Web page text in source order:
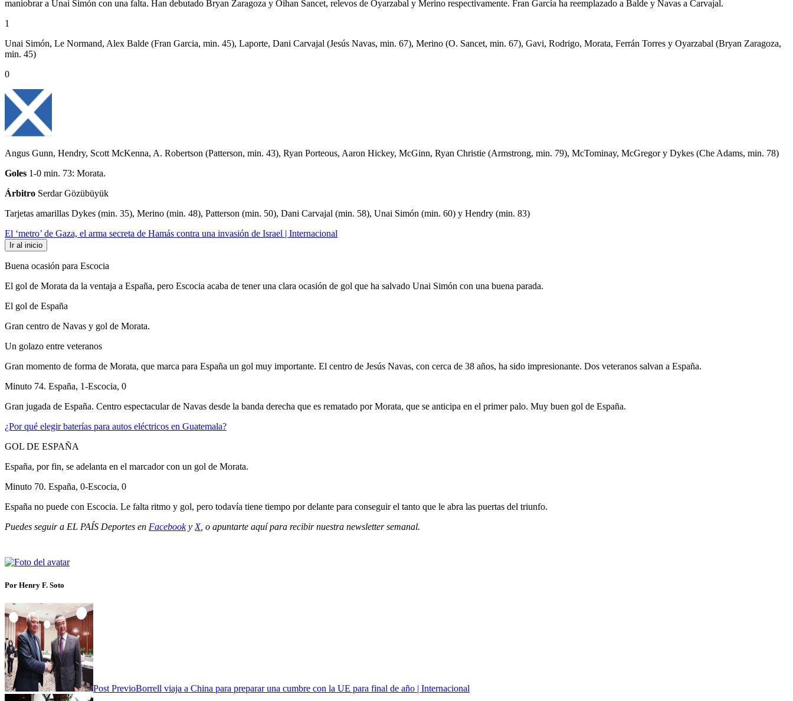
maniobrar a Unai Simón con una falta. Han debutado Bryan Zaragoza y Oihan Sancet, relevos de Oyarzabal y Merino respectivamente. Fran García ha reemplazado a Balde y Navas a Carvajal.
1
Unai Simón, Le Normand, Alex Balde (Fran Garcia, min. 45), Laporte, Dani Carvajal (Jesús Navas, min. 67), Merino (O. Sancet, min. 67), Gavi, Rodrigo, Morata, Ferrán Torres y Oyarzabal (Bryan Zaragoza,
min. 45)
0
Angus Gunn, Hendry, Scott McKenna, A. Robertson (Patterson, min. 43), Ryan Porteous, Aaron Hickey, McGinn, Ryan Christie (Armstrong, min. 79), McTominay, McGregor y Dykes (Che Adams, min. 78)
Goles 1-0 min. 73: Morata.
Árbitro Serdar Gözübüyük
Tarjetas amarillas Dykes (min. 35), Merino (min. 48), Patterson (min. 50), Dani Carvajal (min. 58), Unai Simón (min. 60) y Hendry (min. 83)
El ‘metro’ de Gaza, el arma secreta de Hamás contra una invasión de Israel | Internacional
Ir al inicio
Buena ocasión para Escocia
El gol de Morata da la ventaja a España, pero Escocia acaba de tener una clara ocasión de gol que ha salvado Unai Simón con una buena parada.
El gol de España
Gran centro de Navas y gol de Morata.
Un golazo entre veteranos
Gran momento de forma de Morata, que marca para España un gol muy importante. El centro de Jesús Navas, con cerca de 38 años, ha sido impresionante. Dos veteranos salvan a España.
Minuto 74. España, 1-Escocia, 0
Gran jugada de España. Centro espectacular de Navas desde la banda derecha que es rematado por Morata, que se anticipa en el primer palo. Muy buen gol de España.
¿Por qué elegir baterías para autos eléctricos en Guatemala?
GOL DE ESPAÑA
España, por fin, se adelanta en el marcador con un gol de Morata.
Minuto 70. España, 0-Escocia, 0
España no puede con Escocia. Le falta ritmo y gol, pero todavía tiene tiempo por delante para conseguir el tanto que le abra las puertas del triunfo.
Puedes seguir a EL PAÍS Deportes en Facebooky X, o apuntarte aquí para recibirnuestra newsletter semanal.
Por Henry F. Soto
Post PrevioBorrell viaja a China para preparar una cumbre con la UE para final de año | Internacional